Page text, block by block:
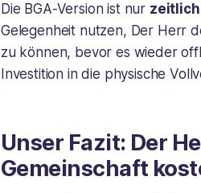
Die BGA-Version ist nur
Gelegenheit nutzen, Der Herr
zu können, bevor es wieder
Investition in die physische
Unser Fazit: Der
Gemeinschaft